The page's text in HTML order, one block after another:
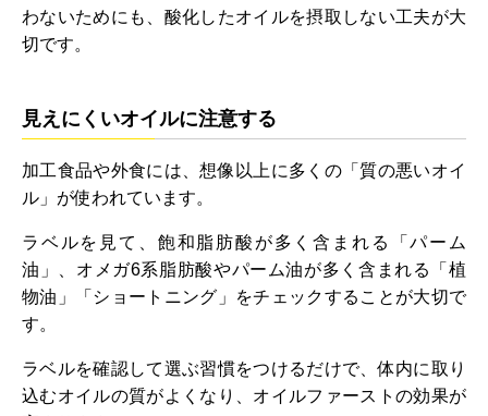
わないためにも、酸化したオイルを摂取しない工夫が大
切です。
見えにくいオイルに注意する
加工食品や外食には、想像以上に多くの「質の悪いオイ
ル」が使われています。
ラベルを見て、飽和脂肪酸が多く含まれる「パーム
油」、オメガ6系脂肪酸やパーム油が多く含まれる「植
物油」「ショートニング」をチェックすることが大切で
す。
ラベルを確認して選ぶ習慣をつけるだけで、体内に取り
込むオイルの質がよくなり、オイルファーストの効果が